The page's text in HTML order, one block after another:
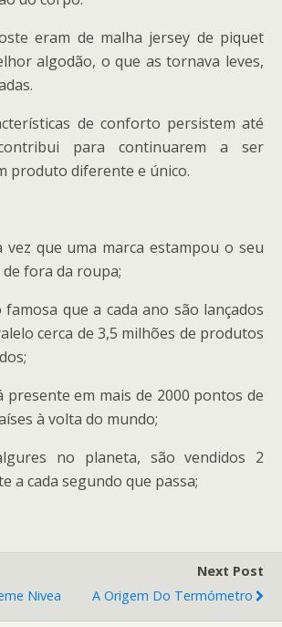
eram de malha jersey de piquet
algodão, o que as tornava leves,
de conforto persistem até
para continuarem a ser
produto diferente e único.
vez que uma marca estampou o seu
fora da roupa;
que a cada ano são lançados
cerca de 3,5 milhões de produtos
presente em mais de 2000 pontos de
à volta do mundo;
no planeta, são vendidos 2
a cada segundo que passa;
Nivea
Next Post
A Origem Do Termómetro